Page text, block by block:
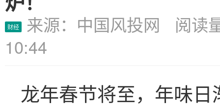
财经
来源：中国风投网 阅读
10:44
龙年春节将至，年味